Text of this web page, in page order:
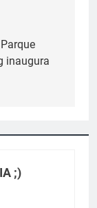
inaugura
;)